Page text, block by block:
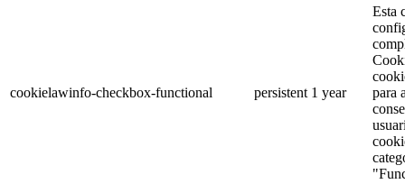
cookielawinfo-checkbox-functional persistent 1 year
Esta
para